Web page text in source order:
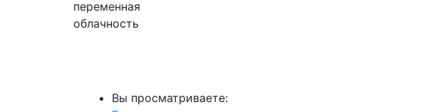
переменная
облачность
Вы просматриваете: